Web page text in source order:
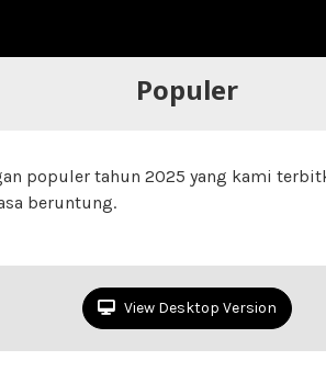
Populer
populer tahun 2025 yang kami
beruntung.
View Desktop Version